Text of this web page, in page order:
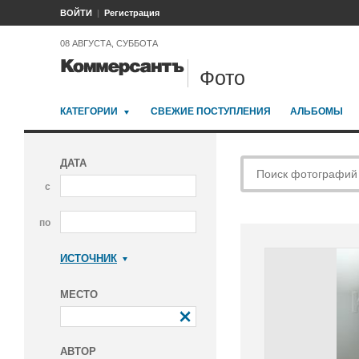
ВОЙТИ Регистрация
08 АВГУСТА, СУББОТА
Фото
КАТЕГОРИИ СВЕЖИЕ ПОСТУПЛЕНИЯ АЛЬБОМЫ
ДАТА
с
по
ИСТОЧНИК
МЕСТО
АВТОР